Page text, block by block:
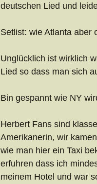
deutschen Lied und
Setlist: wie Atlanta aber
Unglücklich ist wirklich
Lied so dass man sich
Bin gespannt wie NY
Herbert Fans sind
Amerikanerin, wir
wie man hier ein Taxi
erfuhren dass ich
meinem Hotel und war